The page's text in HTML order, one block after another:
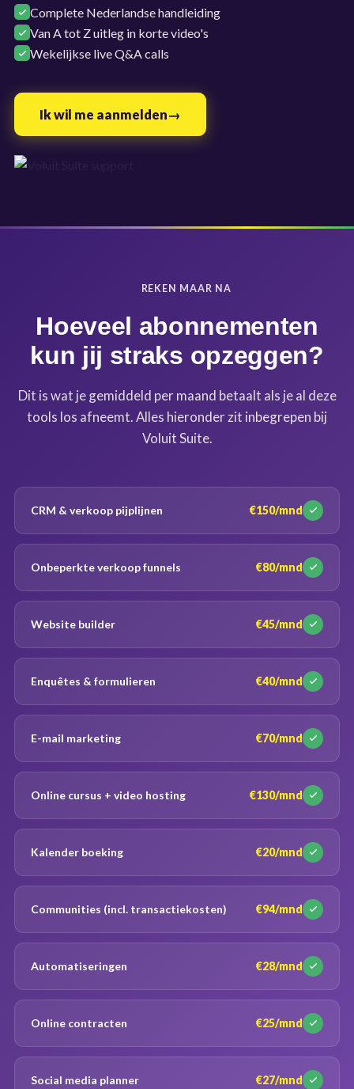
Complete Nederlandse handleiding
Van A tot Z uitleg in korte video's
Wekelijkse live Q&A calls
Ik wil me aanmelden
REKEN MAAR NA
Hoeveel abonnementen
kun jij straks opzeggen?
Dit is wat je gemiddeld per maand betaalt als je al deze
tools los afneemt. Alles hieronder zit inbegrepen bij
Voluit Suite.
CRM & verkoop pijplijnen €150/mnd
Onbeperkte verkoop funnels €80/mnd
Website builder €45/mnd
Enquêtes & formulieren €40/mnd
E-mail marketing €70/mnd
Online cursus + video hosting €130/mnd
Kalender boeking €20/mnd
Communities (incl. transactiekosten) €94/mnd
Automatiseringen €28/mnd
Online contracten €25/mnd
Social media planner €27/mnd